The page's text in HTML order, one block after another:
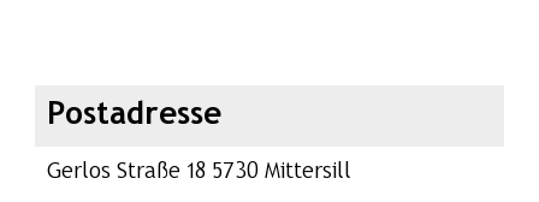
Postadresse
Gerlos Straße 18 5730 Mittersill